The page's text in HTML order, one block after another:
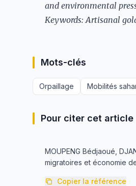
and environmental
Keywords: Artisanal
Mots-clés
Orpaillage Mobilités
Pour citer cet article
MOUPENG Bédjaoué,
migratoires et économie
Copier la référence